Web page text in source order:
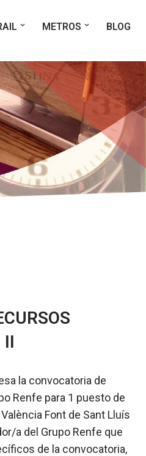
METROS BLOG
II
la convocatoria de
Renfe para 1 puesto de
Font de Sant Lluís
a del Grupo Renfe que
de la convocatoria,